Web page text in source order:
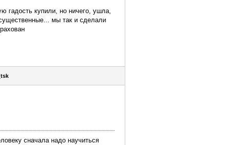
гадость купили, но ничего, ушла,
мы так и сделали
сначала надо научиться